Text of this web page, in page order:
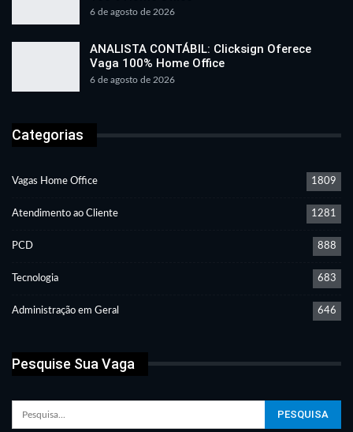
6 de agosto de 2026
ANALISTA CONTÁBIL: Clicksign Oferece
Vaga 100% Home Office
6 de agosto de 2026
Categorias
Vagas Home Office 1809
Atendimento ao Cliente 1281
PCD 888
Tecnologia 683
Administração em Geral 646
Pesquise Sua Vaga